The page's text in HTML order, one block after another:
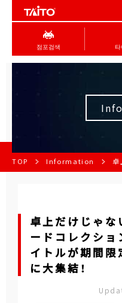
점포검색
TOP Information 卓
卓上だけじゃな
ードコレクショ
イトルが期間限
に大集結！